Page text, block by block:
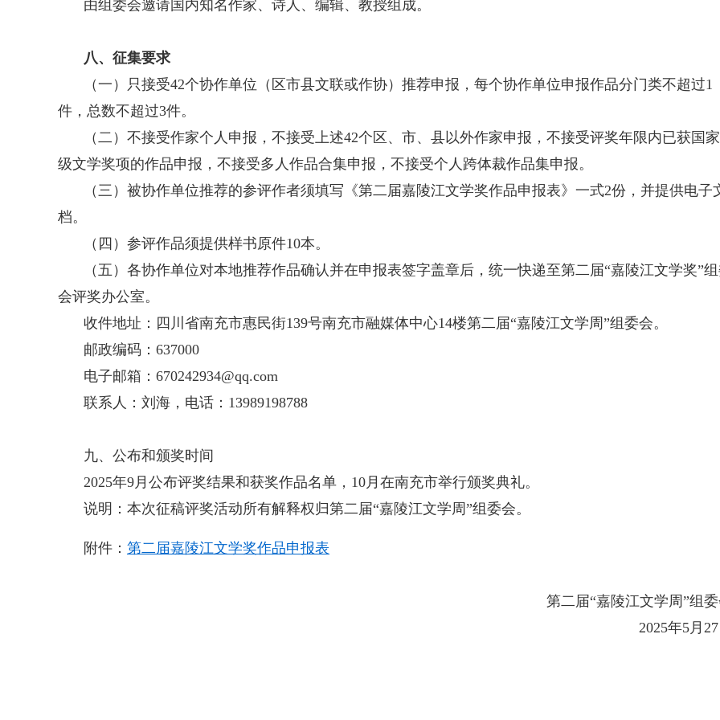
由组委会邀请国内知名作家、诗人、编辑、教授组成。
八、征集要求
（一）只接受42个协作单位（区市县文联或作协）推荐申报，每个协作单位申报作品分门类不超过1
件，总数不超过3件。
（二）不接受作家个人申报，不接受上述42个区、市、县以外作家申报，不接受评奖年限内已获国家
级文学奖项的作品申报，不接受多人作品合集申报，不接受个人跨体裁作品集申报。
（三）被协作单位推荐的参评作者须填写《第二届嘉陵江文学奖作品申报表》一式2份，并提供电子
档。
（四）参评作品须提供样书原件10本。
（五）各协作单位对本地推荐作品确认并在申报表签字盖章后，统一快递至第二届“嘉陵江文学奖”
会评奖办公室。
收件地址：四川省南充市惠民街139号南充市融媒体中心14楼第二届“嘉陵江文学周”组委会。
邮政编码：637000
电子邮箱：670242934@qq.com
联系人：刘海，电话：13989198788
九、公布和颁奖时间
2025年9月公布评奖结果和获奖作品名单，10月在南充市举行颁奖典礼。
说明：本次征稿评奖活动所有解释权归第二届“嘉陵江文学周”组委会。
附件： 第二届嘉陵江文学奖作品申报表
第二届“嘉陵江文学周”组
2025年5月